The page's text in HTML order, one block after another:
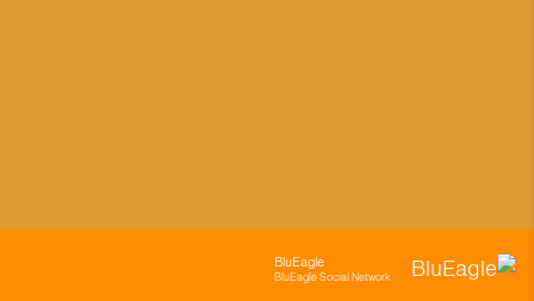
BluEagle
BluEagle Social Network